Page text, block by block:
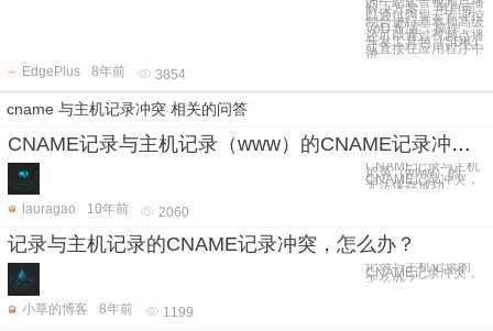
解决方案。 用户可
以通过阿里云管理控
制台进行基本和高级
VoD 配置、操作，
还可以通过视频点播
开发工具包（SDK）
或直接在应用程序中
进
EdgePlus
8年前 3854
cname 与主机记录冲突 相关的问答
CNAME记录与主机记录（www）的CNAME记录冲突，无法保存成功。
CNAME记录与主机
记录（www）的
CNAME记录冲突，
无法保存成功。
lauragao
10年前 2060
记录与主机记录的CNAME记录冲突，怎么办？
记录与主机记录的
CNAME记录冲突，
怎么办？
小草的博客
8年前 1199